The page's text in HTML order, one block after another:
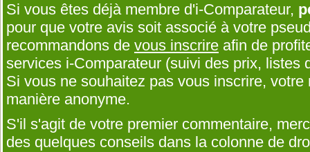
Si vous êtes déjà membre d'i-Comparateur,
pour que votre avis soit associé à votre
recommandons de vous inscrire afin de
services i-Comparateur (suivi des prix, listes
Si vous ne souhaitez pas vous inscrire,
manière anonyme.
S'il s'agit de votre premier commentaire,
des quelques conseils dans la colonne de